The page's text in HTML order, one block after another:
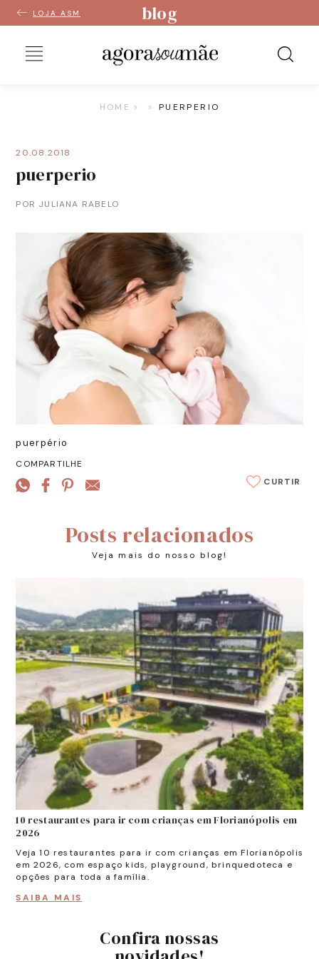
blog
LOJA ASM
HOME PUERPERIO
20.08.2018
puerperio
POR JULIANA RABELO
puerpério
COMPARTILHE
CURTIR
Posts relacionados
Veja mais do nosso blog!
10 restaurantes para ir com crianças em Florianópolis em
2026
Veja 10 restaurantes para ir com crianças em Florianópolis
em 2026, com espaço kids, playground, brinquedoteca e
opções para toda a família.
SAIBA MAIS
Confira nossas